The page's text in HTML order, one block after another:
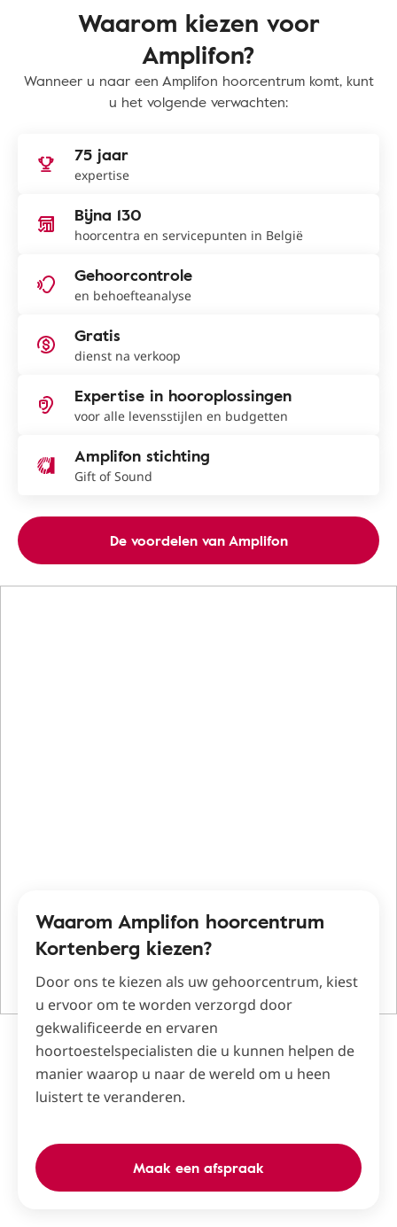
Waarom kiezen voor
Amplifon?
Wanneer u naar een Amplifon hoorcentrum komt, kunt
u het volgende verwachten:
75 jaar
expertise
Bijna 130
hoorcentra en servicepunten in België
Gehoorcontrole
en behoefteanalyse
Gratis
dienst na verkoop
Expertise in hooroplossingen
voor alle levensstijlen en budgetten
Amplifon stichting
Gift of Sound
De voordelen van Amplifon
Waarom Amplifon hoorcentrum
Kortenberg kiezen?
Door ons te kiezen als uw gehoorcentrum, kiest
u ervoor om te worden verzorgd door
gekwalificeerde en ervaren
hoortoestelspecialisten die u kunnen helpen de
manier waarop u naar de wereld om u heen
luistert te veranderen.
Maak een afspraak